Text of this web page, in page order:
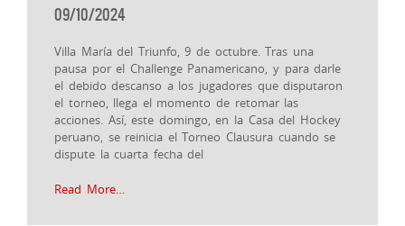
09/10/2024
Villa María del Triunfo, 9 de octubre. Tras una
pausa por el Challenge Panamericano, y para darle
el debido descanso a los jugadores que disputaron
el torneo, llega el momento de retomar las
acciones. Así, este domingo, en la Casa del Hockey
peruano, se reinicia el Torneo Clausura cuando se
dispute la cuarta fecha del
Read More…